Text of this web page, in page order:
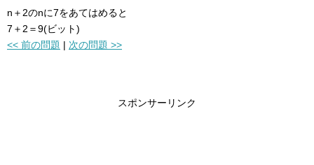
n＋2のnに7をあてはめると
7＋2＝9(ビット)
<< 前の問題 | 次の問題 >>
スポンサーリンク